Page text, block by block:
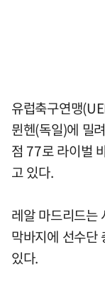
유럽축구연맹
뮌헨(독일)에 밀
점 77로 라이벌
고 있다.
레알 마드리드는
막바지에 선수단
있다.